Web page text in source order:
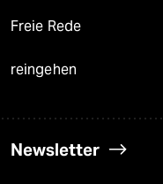
Freie Rede
reingehen
Newsletter